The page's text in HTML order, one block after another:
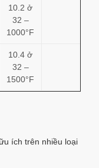
10.2 ở
32 –
1000°F
10.4 ở
32 –
1500°F
ích trên nhiều loại